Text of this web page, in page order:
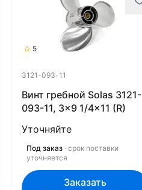
5
3121-093-11
Винт гребной Solas 3121-
093-11, 3x9 1/4x11 (R)
Уточняйте
Под заказ· срок поставки
уточняется
Заказать